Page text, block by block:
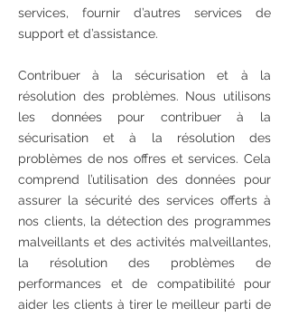
services, fournir d’autres services de
support et d’assistance.
Contribuer à la sécurisation et à la
résolution des problèmes. Nous utilisons
les données pour contribuer à la
sécurisation et à la résolution des
problèmes de nos offres et services. Cela
comprend l’utilisation des données pour
assurer la sécurité des services offerts à
nos clients, la détection des programmes
malveillants et des activités malveillantes,
la résolution des problèmes de
performances et de compatibilité pour
aider les clients à tirer le meilleur parti de